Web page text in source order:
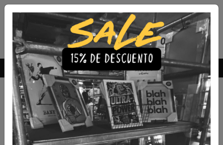
Envío Gratis a todo Chile comprando 3 o más productos